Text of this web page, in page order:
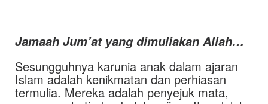
Jamaah Jum’at yang dimuliakan Allah…
Sesungguhnya karunia anak dalam ajaran
Islam adalah kenikmatan dan perhiasan
termulia. Mereka adalah penyejuk mata,